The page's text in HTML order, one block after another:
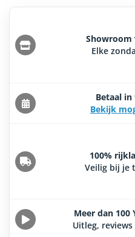
Showroom
Elke
Betaal
Bekijk
100%
Veilig bij je
Meer dan 100
Uitleg,